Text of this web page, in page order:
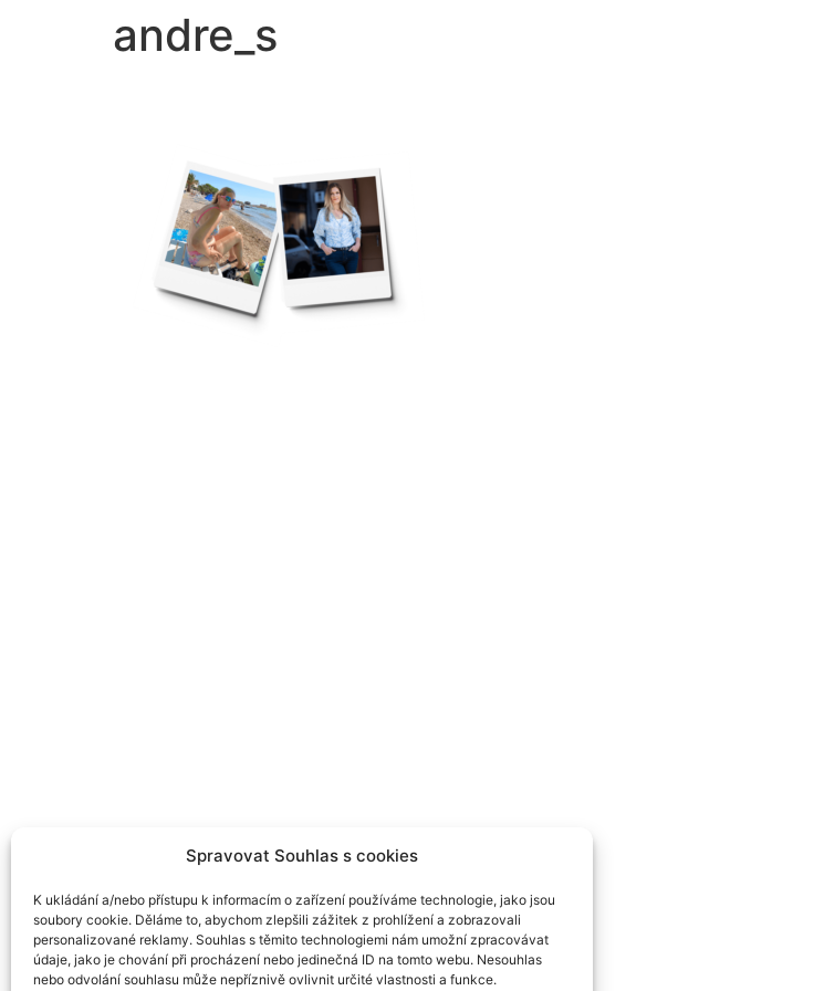
Spravovat Souhlas s cookies
K ukládání a/nebo přístupu k informacím o zařízení používáme technologie, jako jsou
soubory cookie. Děláme to, abychom zlepšili zážitek z prohlížení a zobrazovali
personalizované reklamy. Souhlas s těmito technologiemi nám umožní zpracovávat
údaje, jako je chování při procházení nebo jedinečná ID na tomto webu. Nesouhlas
nebo odvolání souhlasu může nepříznivě ovlivnit určité vlastnosti a funkce.
andre_s